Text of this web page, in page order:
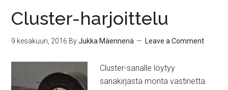
Cluster-harjoittelu
9 kesäkuun, 2016 ByJukka Mäennenä Leave a Comment
Cluster-sanalle löytyy
sanakirjasta monta vastinetta.